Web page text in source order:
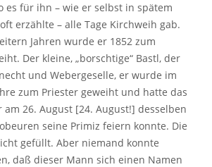
es für ihn – wie er selbst in spätem
erzählte – alle Tage Kirchweih gab.
Jahren wurde er 1852 zum
Der kleine, „borschtige“ Bastl, der
und Webergeselle, er wurde im
zum Priester geweiht und hatte das
am 26. August [24. August!] desselben
seine Primiz feiern konnte. Die
gefüllt. Aber niemand konnte
daß dieser Mann sich einen Namen